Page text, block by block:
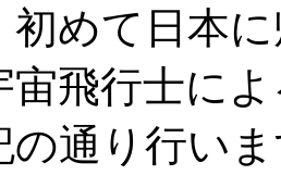
初めて日本
宙飛行士に
の通り行い